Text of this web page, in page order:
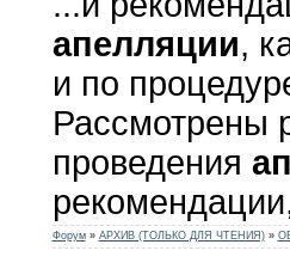
апелляции,
и по
Рассмотрены
проведения
Форум » АРХИВ (ТОЛЬКО ДЛЯ ЧТЕНИЯ) »